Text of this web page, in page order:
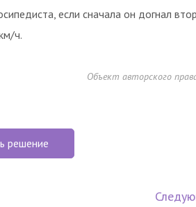
если сначала он догнал
ч.
Объект авторского
решение